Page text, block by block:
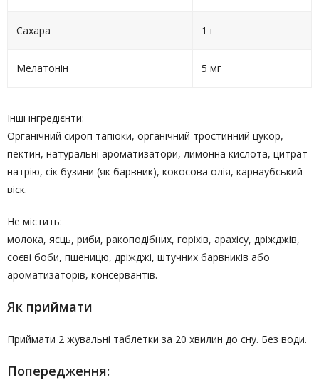
Сахара 1 г
Мелатонін 5 мг
Інші інгредієнти:
Органічний сироп тапіоки, органічний тростинний цукор,
пектин, натуральні ароматизатори, лимонна кислота, цитрат
натрію, сік бузини (як барвник), кокосова олія, карнаубський
віск.
Не містить:
молока, яєць, риби, ракоподібних, горіхів, арахісу, дріжджів,
соєві боби, пшеницю, дріжджі, штучних барвників або
ароматизаторів, консервантів.
Як приймати
Приймати 2 жувальні таблетки за 20 хвилин до сну. Без води.
Попередження: